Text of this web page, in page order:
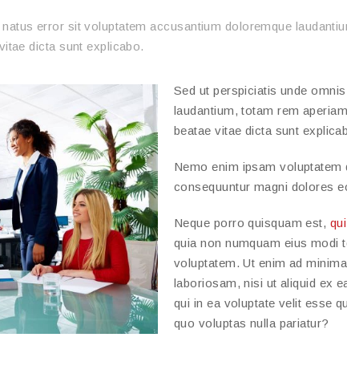
error sit voluptatem accusantium doloremque
dicta sunt explicabo.
Sed ut perspiciatis unde
laudantium, totam rem
beatae vitae dicta sunt
Nemo enim ipsam
consequuntur magni dolores
Neque porro quisquam est,
quia non numquam eius modi
voluptatem. Ut enim ad
laboriosam, nisi ut aliquid ex
qui in ea voluptate velit esse
quo voluptas nulla pariatur?